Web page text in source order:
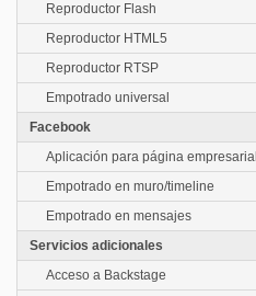
Reproductor Flash
Reproductor HTML5
Reproductor RTSP
Empotrado universal
Facebook
Aplicación para página empresarial
Empotrado en muro/timeline
Empotrado en mensajes
Servicios adicionales
Acceso a Backstage